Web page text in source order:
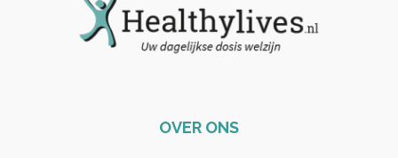
OVER ONS